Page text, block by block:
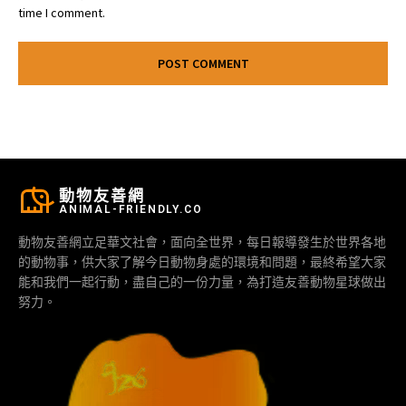
time I comment.
動物友善網
ANIMAL-FRIENDLY.CO
動物友善網立足華文社會，面向全世界，每日報導發生於世界各地
的動物事，供大家了解今日動物身處的環境和問題，最終希望大家
能和我們一起行動，盡自己的一份力量，為打造友善動物星球做出
努力。